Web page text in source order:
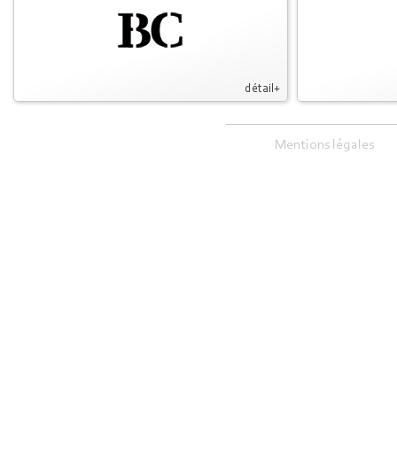
détail+
Mentions légales